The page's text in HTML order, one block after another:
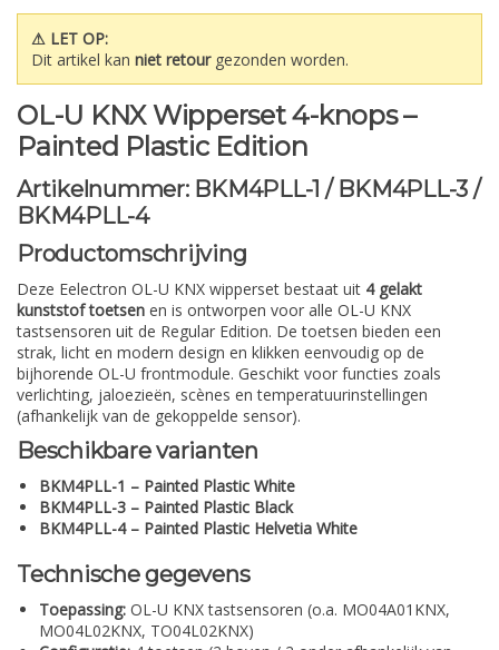
⚠ LET OP:
Dit artikel kan niet retourgezonden worden.
OL-U KNX Wipperset 4-knops –
Painted Plastic Edition
Artikelnummer: BKM4PLL-1 / BKM4PLL-3 /
BKM4PLL-4
Productomschrijving
Deze Eelectron OL-U KNX wipperset bestaat uit 4 gelakt
kunststof toetsen en is ontworpen voor alle OL-U KNX
tastsensoren uit de Regular Edition. De toetsen bieden een
strak, licht en modern design en klikken eenvoudig op de
bijhorende OL-U frontmodule. Geschikt voor functies zoals
verlichting, jaloezieën, scènes en temperatuurinstellingen
(afhankelijk van de gekoppelde sensor).
Beschikbare varianten
BKM4PLL-1 – Painted Plastic White
BKM4PLL-3 – Painted Plastic Black
BKM4PLL-4 – Painted Plastic Helvetia White
Technische gegevens
Toepassing: OL-U KNX tastsensoren (o.a. MO04A01KNX,
MO04L02KNX, TO04L02KNX)